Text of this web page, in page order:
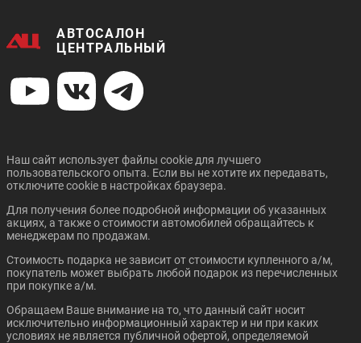
АВТОСАЛОН
ЦЕНТРАЛЬНЫЙ
Наш сайт использует файлы cookie для лучшего
пользовательского опыта. Если вы не хотите их передавать,
отключите cookie в настройках браузера.
Для получения более подробной информации об указанных
акциях, а также о стоимости автомобилей обращайтесь к
менеджерам по продажам.
Стоимость подарка не зависит от стоимости купленного а/м,
покупатель может выбрать любой подарок из перечисленных
при покупке а/м.
Обращаем Ваше внимание на то, что данный сайт носит
исключительно информационный характер и ни при каких
условиях не является публичной офертой, определяемой